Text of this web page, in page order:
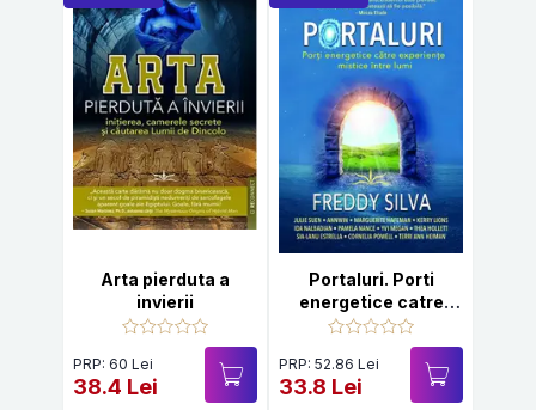
Arta pierduta a
invierii
PRP: 60 Lei
38.4 Lei
Portaluri. Porti
energetice catre
experiente mistice
intre lumi
PRP: 52.86 Lei
33.8 Lei